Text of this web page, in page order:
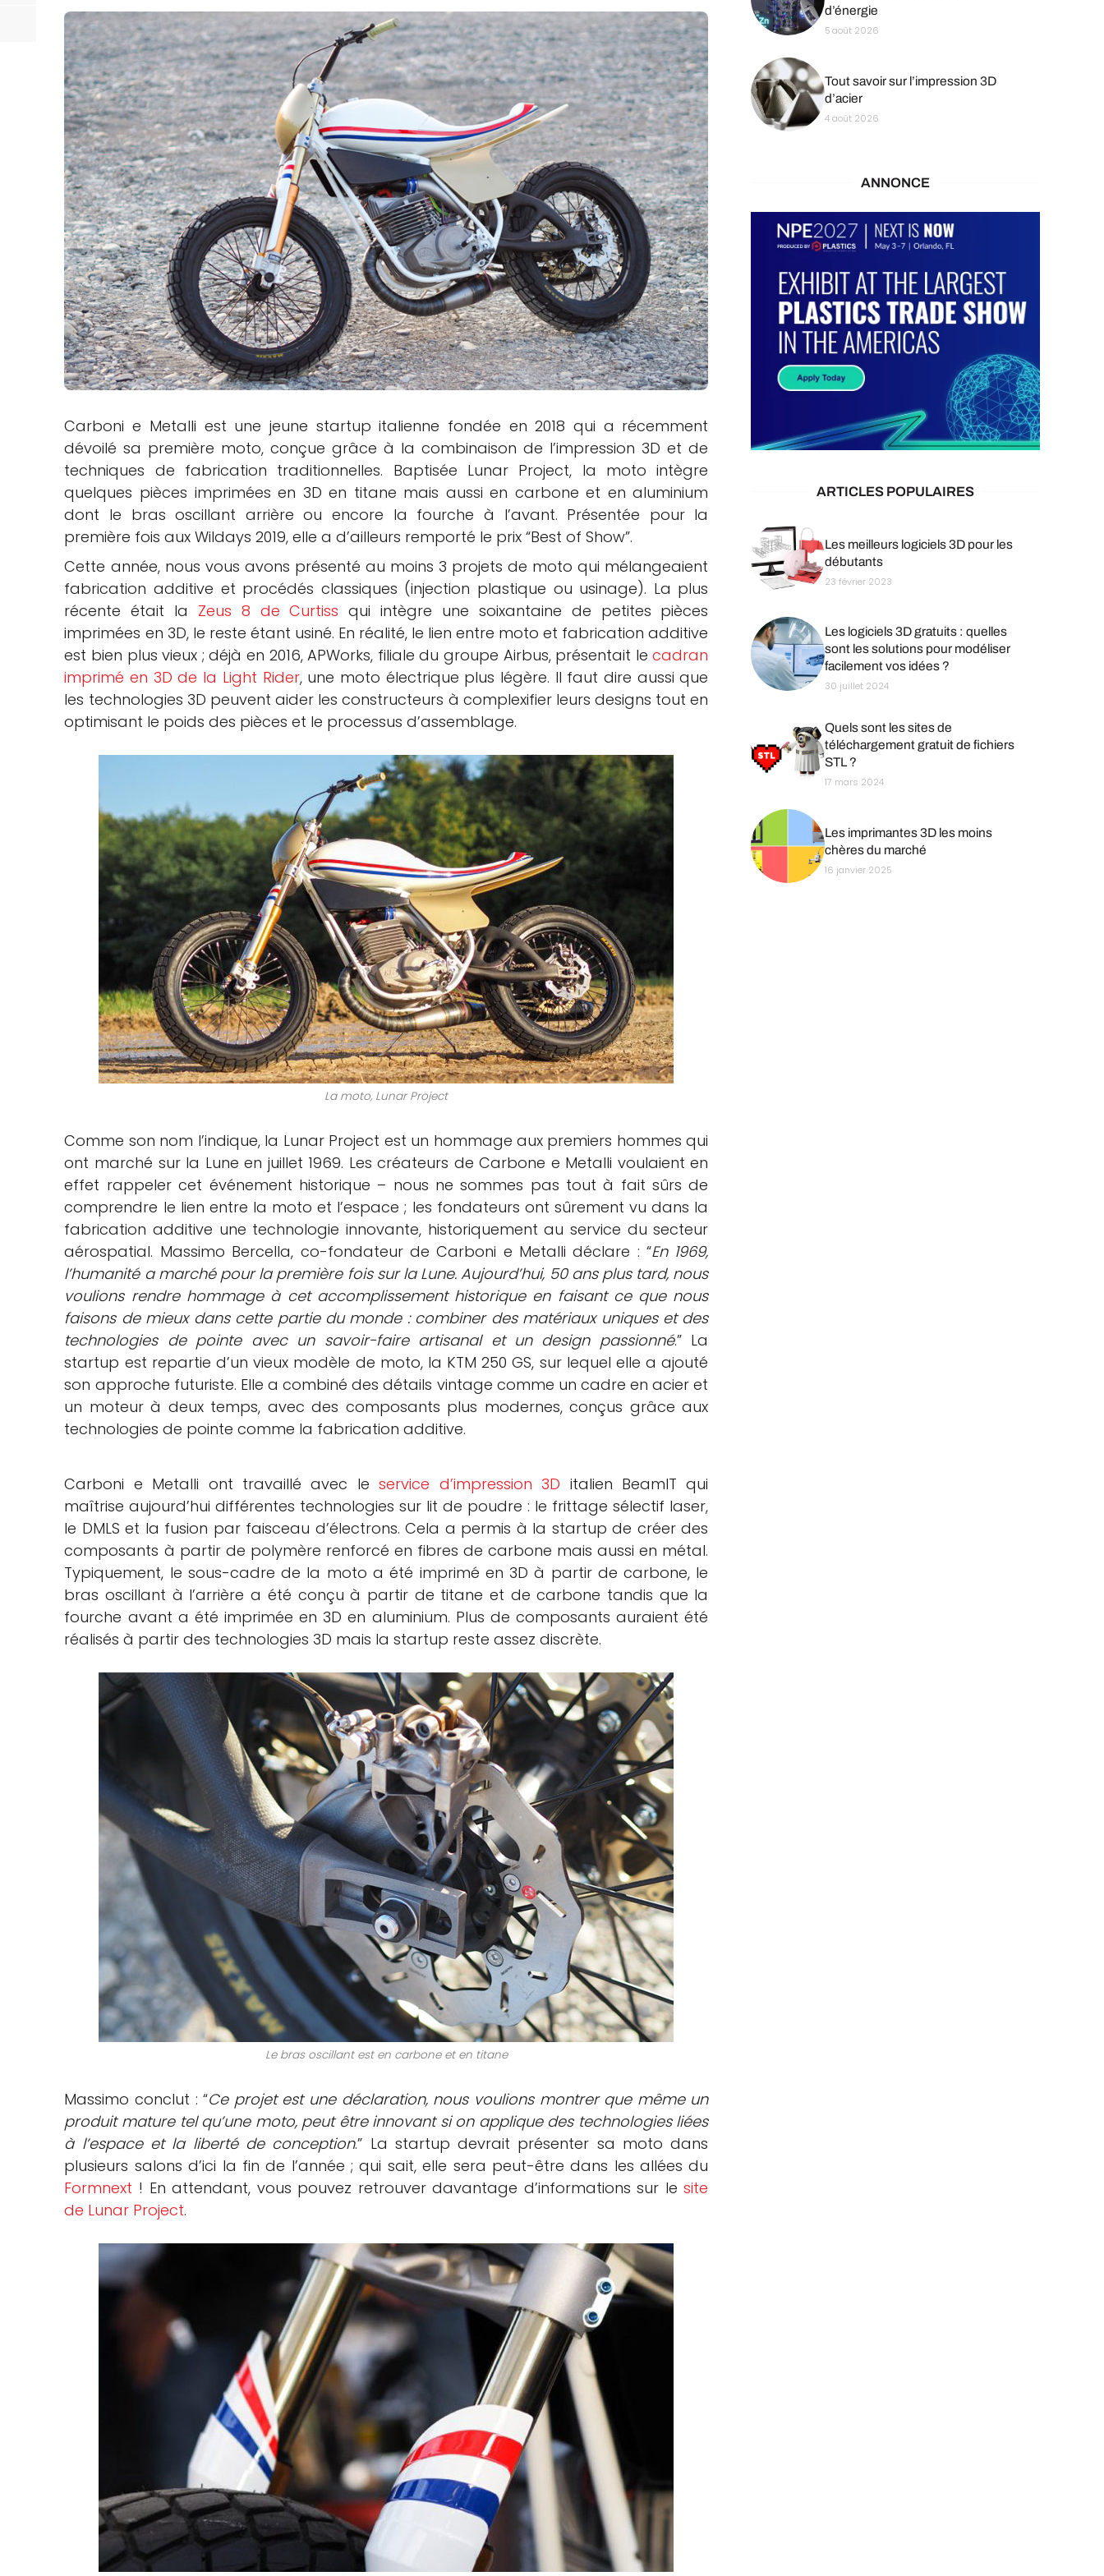
Logiciels 3D
Matériaux
Scanners 3D
Vidéos
Carboni e Metalli est une jeune startup italienne fondée en 2018 qui a récemment
dévoilé sa première moto, conçue grâce à la combinaison de l’impression 3D et de
techniques de fabrication traditionnelles. Baptisée Lunar Project, la moto intègre
quelques pièces imprimées en 3D en titane mais aussi en carbone et en aluminium
dont le bras oscillant arrière ou encore la fourche à l’avant. Présentée pour la
première fois aux Wildays 2019, elle a d’ailleurs remporté le prix “Best of Show”.
Cette année, nous vous avons présenté au moins 3 projets de moto qui mélangeaient
fabrication additive et procédés classiques (injection plastique ou usinage). La plus
récente était la Zeus 8 de Curtiss qui intègre une soixantaine de petites pièces
imprimées en 3D, le reste étant usiné. En réalité, le lien entre moto et fabrication additive
est bien plus vieux ; déjà en 2016, APWorks, filiale du groupe Airbus, présentait lecadran
imprimé en 3D de la Light Rider, une moto électrique plus légère. Il faut dire aussi que
les technologies 3D peuvent aider les constructeurs à complexifier leurs designs tout en
optimisant le poids des pièces et le processus d’assemblage.
La moto, Lunar Project
Comme son nom l’indique, la Lunar Project est un hommage aux premiers hommes qui
ont marché sur la Lune en juillet 1969. Les créateurs de Carbone e Metalli voulaient en
effet rappeler cet événement historique – nous ne sommes pas tout à fait sûrs de
comprendre le lien entre la moto et l’espace ; les fondateurs ont sûrement vu dans la
fabrication additive une technologie innovante, historiquement au service du secteur
aérospatial. Massimo Bercella, co-fondateur de Carboni e Metalli déclare : “En 1969,
l’humanité a marché pour la première fois sur la Lune. Aujourd’hui, 50 ans plus tard, nous
voulions rendre hommage à cet accomplissement historique en faisant ce que nous
faisons de mieux dans cette partie du monde : combiner des matériaux uniques et des
technologies de pointe avec un savoir-faire artisanal et un design passionné.” La
startup est repartie d’un vieux modèle de moto, la KTM 250 GS, sur lequel elle a ajouté
son approche futuriste. Elle a combiné des détails vintage comme un cadre en acier et
un moteur à deux temps, avec des composants plus modernes, conçus grâce aux
technologies de pointe comme la fabrication additive.
Carboni e Metalli ont travaillé avec leservice d’impression 3D italien BeamIT qui
maîtrise aujourd’hui différentes technologies sur lit de poudre : le frittage sélectif laser,
le DMLS et la fusion par faisceau d’électrons. Cela a permis à la startup de créer des
composants à partir de polymère renforcé en fibres de carbone mais aussi en métal.
Typiquement, le sous-cadre de la moto a été imprimé en 3D à partir de carbone, le
bras oscillant à l’arrière a été conçu à partir de titane et de carbone tandis que la
fourche avant a été imprimée en 3D en aluminium. Plus de composants auraient été
réalisés à partir des technologies 3D mais la startup reste assez discrète.
Le bras oscillant est en carbone et en titane
Massimo conclut : “Ce projet est une déclaration, nous voulions montrer que même un
produit mature tel qu’une moto, peut être innovant si on applique des technologies liées
à l’espace et la liberté de conception.” La startup devrait présenter sa moto dans
plusieurs salons d’ici la fin de l’année ; qui sait, elle sera peut-être dans les allées du
Formnext ! En attendant, vous pouvez retrouver davantage d’informations sur lesite
de Lunar Project.
d’énergie
5 août 2026
Tout savoir sur l’impression 3D
d’acier
4 août 2026
ANNONCE
ARTICLES POPULAIRES
Les meilleurs logiciels 3D pour les
débutants
23 février 2023
Les logiciels 3D gratuits : quelles
sont les solutions pour modéliser
facilement vos idées ?
30 juillet 2024
Quels sont les sites de
téléchargement gratuit de fichiers
STL ?
17 mars 2024
Les imprimantes 3D les moins
chères du marché
16 janvier 2025